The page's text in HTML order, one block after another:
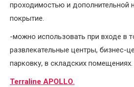
проходимостью и дополнительной
покрытие.
-можно использовать при входе в
развлекательные центры, бизнес-
парковку, в складских помещениях.
Terraline APOLLO.